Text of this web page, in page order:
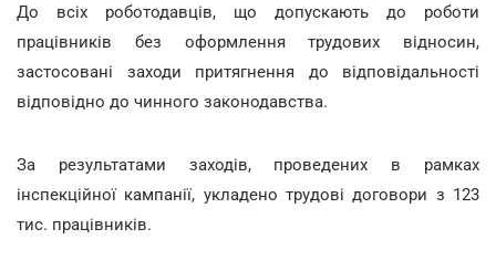
До всіх роботодавців, що допускають до роботи
працівників без оформлення трудових відносин,
застосовані заходи притягнення до відповідальності
відповідно до чинного законодавства.
За результатами заходів, проведених в рамках
інспекційної кампанії, укладено трудові договори з 123
тис. працівників.